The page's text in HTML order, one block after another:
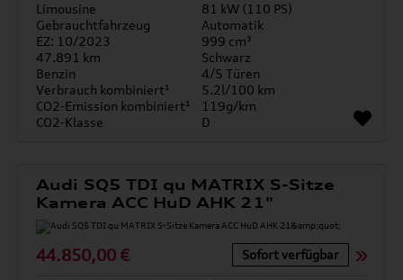
Limousine
81 kW (110 PS)
Gebrauchtfahrzeug
Automatik
EZ: 10/2023
999 cm³
47.891 km
Schwarz
Benzin
4/5 Türen
Verbrauch kombiniert¹
5.2l/100 km
CO2-Emission kombiniert¹
119g/km
CO2-Klasse
D
Audi SQ5 TDI qu MATRIX S-Sitze
Kamera ACC HuD AHK 21"
44.850,00 € Sofort verfügbar